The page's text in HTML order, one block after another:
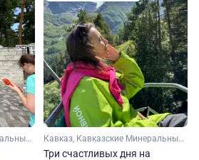
Кавказ, Кавказские Минеральные Воды, Домбай, Кабардино-Балкария, Эльбрус, Карачаево-Черкесия Кавказ, Кавказские Минеральные Воды, Кабардино-Балкария, Эльбрус, Карачаево-Черкесия
Три счастливых дня на